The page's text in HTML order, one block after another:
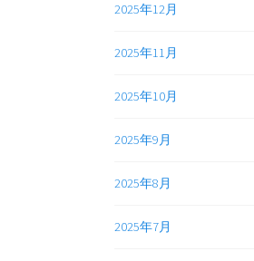
2025年12月
2025年11月
2025年10月
2025年9月
2025年8月
2025年7月